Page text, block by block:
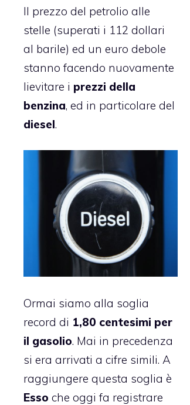
Il prezzo del petrolio alle
stelle (superati i 112 dollari
al barile) ed un euro debole
stanno facendo nuovamente
lievitare i prezzi della
benzina, ed in particolare del
diesel.
Ormai siamo alla soglia
record di 1,80 centesimi per
il gasolio. Mai in precedenza
si era arrivati a cifre simili. A
raggiungere questa soglia è
Esso che oggi fa registrare